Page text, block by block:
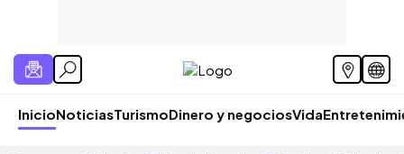
InicioNoticiasTurismoDinero y negociosVida